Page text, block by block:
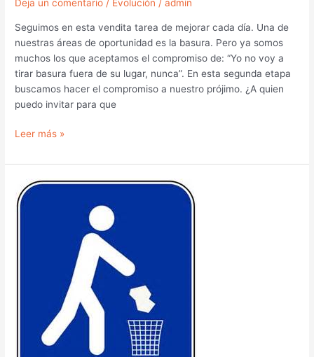
Deja un comentario / Evolución /admin
Seguimos en esta vendita tarea de mejorar cada día. Una de
nuestras áreas de oportunidad es la basura. Pero ya somos
muchos los que aceptamos el compromiso de: “Yo no voy a
tirar basura fuera de su lugar, nunca”. En esta segunda etapa
buscamos hacer el compromiso a nuestro prójimo. ¿A quien
puedo invitar para que
Leer más »
La
Basura